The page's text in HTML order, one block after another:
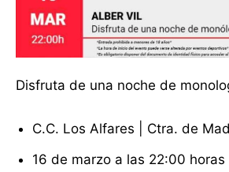
Disfruta de una noche de
C.C. Los Alfares | Ctra. de
16 de marzo a las 22:00 horas